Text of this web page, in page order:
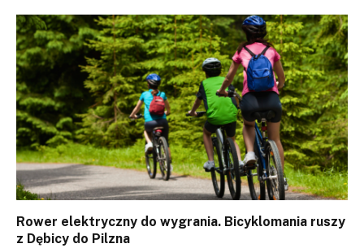
Rower elektryczny do wygrania. Bicyklomania ruszy
z Dębicy do Pilzna